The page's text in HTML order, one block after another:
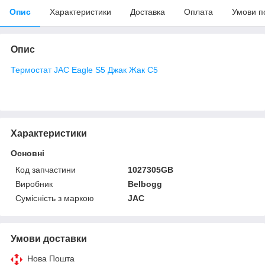
Опис Характеристики Доставка Оплата Умови
Опис
Термостат JAC Eagle S5 Джак Жак С5
Характеристики
Основні
Код запчастини
1027305GB
Виробник
Belbogg
Сумісність з маркою
JAC
Умови доставки
Нова Пошта